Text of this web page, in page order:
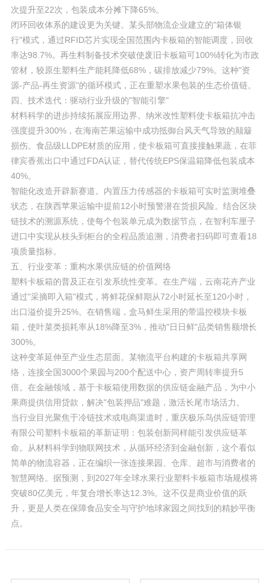
次提升至22次，包装成本分摊下降65%。
闭环回收体系的建设更为关键。某头部物流企业建立的"箱体银
行"模式，通过RFID芯片实现全国范围内卡板箱的智能调度，回收
率达98.7%。再生料制备技术突破使废旧卡板箱可100%转化为市政
管材，较原生塑料生产能耗降低68%，碳排放减少79%。这种"资
源-产品-再生资源"的循环模式，正在重塑水果包装的生态价值链。
四、技术迭代：驱动行业升级的"智能引擎"
材料科学的进步持续拓展应用边界。纳米改性塑料使卡板箱抗冲击
强度提升300%，在海南芒果运输中成功抵御台风天气导致的颠簸
损伤。食品级LLDPE材质的应用，使卡板箱可直接接触果蔬，在菲
律宾香蕉出口中通过FDA认证，替代传统EPS保温箱降低包装成本
40%。
智能化改造开辟新赛道。内置压力传感器的卡板箱可实时监测堆叠
状态，在陕西苹果运输中提前12小时预警潜在货损风险。结合区块
链技术的溯源系统，使每个包装单元成为数据节点，在智利车厘子
进口中实现从枝头到柜台的全程品质追溯，消费者扫码即可查看18
项质量指标。
五、行业变革：重构水果供应链的价值网络
塑料卡板箱的普及正在引发系统性变革。在生产端，云南花卉产业
通过"采摘即入箱"模式，将鲜花保鲜期从72小时延长至120小时，
出口溢价提升25%。在销售端，盒马鲜生采用的带温控模块卡板
箱，使叶菜类损耗率从18%降至3%，推动"日日鲜"品类销售额增长
300%。
这种变革延伸至产业生态层面。某物流平台构建的卡板箱共享网
络，连接全国3000个果园与200个配送中心，资产周转率提升5
倍。在金融领域，基于卡板箱使用数据的供应链金融产品，为中小
果商提供信用贷款，解决"包装押品"难题，激活长尾市场活力。
当行业目光聚焦于冷链技术或电商渠道时，重庆极乐鸟供应链管理
有限公司塑料卡板箱的革新证明：包装创新同样能引发供应链革
命。从材料科学到物联网技术，从循环经济到金融创新，这个看似
简单的物流容器，正在编织一张连接果园、仓库、超市与消费者的
智慧网络。据预测，到2027年全球水果行业塑料卡板箱市场规模将
突破80亿美元，年复合增长率达12.3%。这不仅是商业价值的跃
升，更是人类在保障食品安全与守护地球家园之间找到的精妙平衡
点。